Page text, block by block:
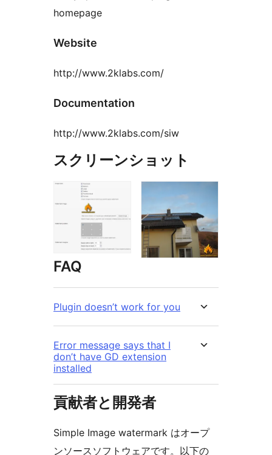
homepage
Website
http://www.2klabs.com/
Documentation
http://www.2klabs.com/siw
スクリーンショット
FAQ
Plugin doesn’t work for you
Error message says that I
don’t have GD extension
installed
貢献者と開発者
Simple Image watermark はオープ
ンソースソフトウェアです。以下の